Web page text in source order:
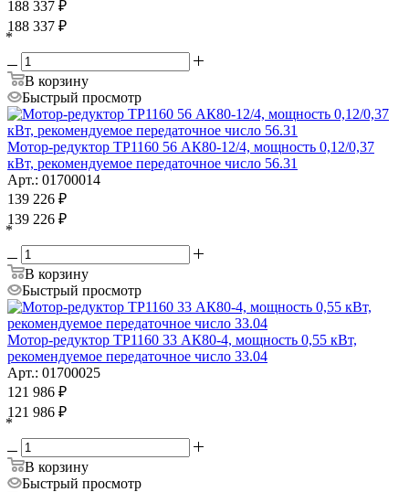
188 337 ₽
188 337 ₽
*
В корзину
Быстрый просмотр
Мотор-редуктор ТР1160 56 АК80-12/4, мощность 0,12/0,37
кВт, рекомендуемое передаточное число 56.31
Арт.: 01700014
139 226 ₽
139 226 ₽
*
В корзину
Быстрый просмотр
Мотор-редуктор ТР1160 33 АК80-4, мощность 0,55 кВт,
рекомендуемое передаточное число 33.04
Арт.: 01700025
121 986 ₽
121 986 ₽
*
В корзину
Быстрый просмотр